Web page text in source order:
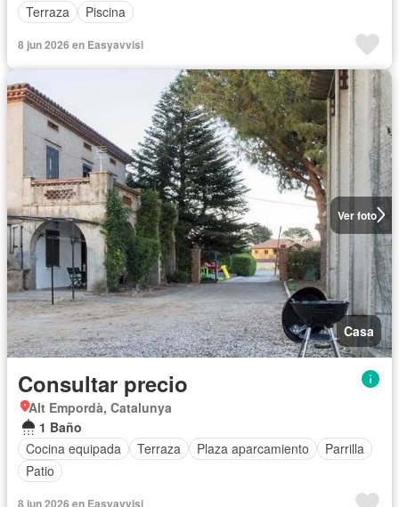
Terraza
Piscina
8 jun 2026 en Easyavvisi
Ver foto
Casa
Consultar precio
Alt Empordà, Catalunya
1 Baño
Cocina equipada
Terraza Plaza aparcamiento
Parrilla
Patio
8 jun 2026 en Easyavvisi